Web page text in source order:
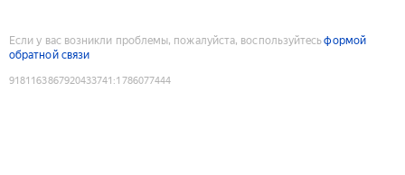
Если у вас возникли проблемы, пожалуйста, воспользуйтесьформой
обратной связи
9181163867920433741 :1786077444